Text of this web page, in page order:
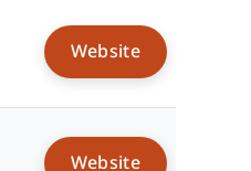
Website
Website